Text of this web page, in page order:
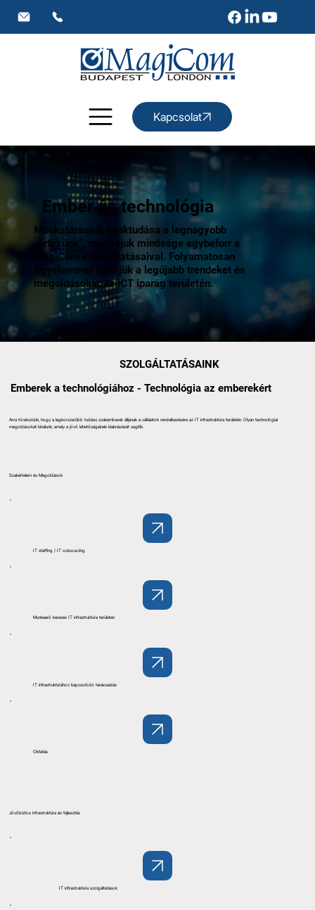
Kapcsolat
Ember és technológia
Munkatársaink szaktudása a legnagyobb
„értékünk”, munkájuk minősége egybeforr a
MagiCom szolgáltatásaival. Folyamatosan
figyelemmel kísérjük a legújabb trendeket és
megoldásokat az ICT iparág területén.
SZOLGÁLTATÁSAINK
Emberek a technológiához - Technológia az emberekért
Arra törekszünk, hogy a legkorszerűbb tudású szakemberek álljanak a vállalatok rendelkezésére az IT infrastruktúra területén. Olyan technológiai
megoldásokat kínálunk, amely a jövő lehetőségeinek kiaknázását segítik.
Szakértelem és Megoldások
IT staffing / IT outsourcing
Munkaerő keresés IT infrastruktúra területen
IT infrastruktúrához kapcsolódó tanácsadás
Oktatás
Jövőbiztos infrastruktúra és fejlesztés
IT infrastruktúra szolgáltatások